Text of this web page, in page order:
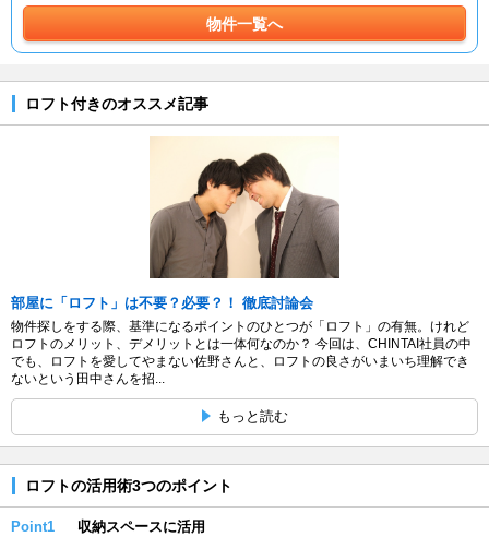
物件一覧へ
ロフト付きのオススメ記事
部屋に「ロフト」は不要？必要？！ 徹底討論会
物件探しをする際、基準になるポイントのひとつが「ロフト」の有無。けれど
ロフトのメリット、デメリットとは一体何なのか？ 今回は、CHINTAI社員の中
でも、ロフトを愛してやまない佐野さんと、ロフトの良さがいまいち理解でき
ないという田中さんを招...
もっと読む
ロフトの活用術3つのポイント
Point1 収納スペースに活用